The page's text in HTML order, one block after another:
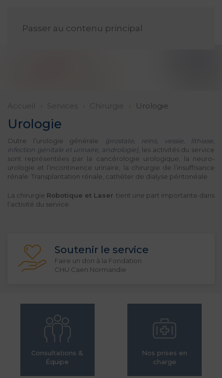
Passer au contenu principal
Accueil Services Chirurgie Urologie
Urologie
Outre l’urologie générale
(prostate, reins, vessie, lithiase,
infection génitale et urinaire, andrologie), les activités du service
sont représentées par la cancérologie urologique, la neuro-
urologie et l’incontinence urinaire, la chirurgie de l’insuffisance
rénale: Transplantation rénale, cathéter de dialyse péritonéale.
La chirurgie Robotique et Laser tient une part importante dans
l’activité du service.
Soutenir le service
Faire un don à la Fondation
CHU Caen Normandie
Consultations &
Équipe
Nos prises en
charge